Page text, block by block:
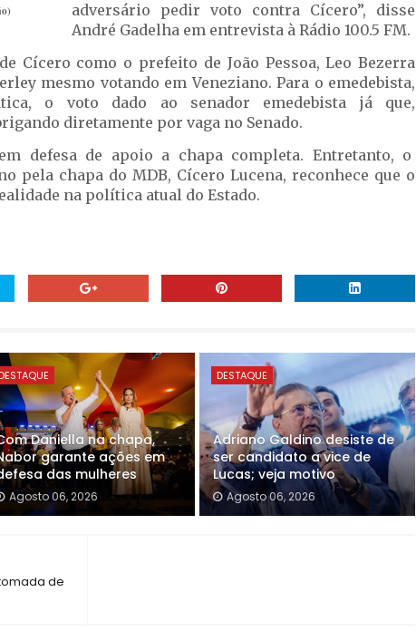
adversário pedir voto contra Cícero”, disse
André Gadelha em entrevista à Rádio 100.5 FM.
Cícero como o prefeito de João Pessoa, Leo Bezerra
mesmo votando em Veneziano. Para o emedebista,
o voto dado ao senador emedebista já que,
diretamente por vaga no Senado.
defesa de apoio a chapa completa. Entretanto, o
pela chapa do MDB, Cícero Lucena, reconhece que o
na política atual do Estado.
DESTAQUE
Daniella na chapa,
garante ações em
das mulheres
Agosto 06, 2026
DESTAQUE
Adriano Galdino desiste de
ser candidato a vice de
Lucas; veja motivo
Agosto 06, 2026
de